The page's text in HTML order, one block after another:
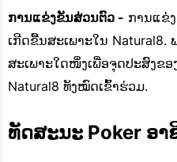
ການແຂ່ງຂັນສ່ວນຕົວ - ການແຂ່
ເກີດຂື້ນສະເພາະໃນ
ສະເພາະໃດໜຶ່ງເພື່ອຈຸດປະສົງຂ
Natural8 ທັງໝົດເຂົ້າຮ່ວມ.
ທັດສະນະ Poker ອາ